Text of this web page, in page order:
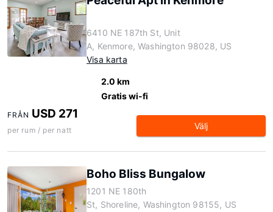
6410 NE 187th St, Unit
A, Kenmore, Washington 98028, US
Visa karta
2.0 km
Gratis wi-fi
FRÅN USD 271
per rum / per natt Välj
Boho Bliss Bungalow
1201 NE 180th
St, Shoreline, Washington 98155, US